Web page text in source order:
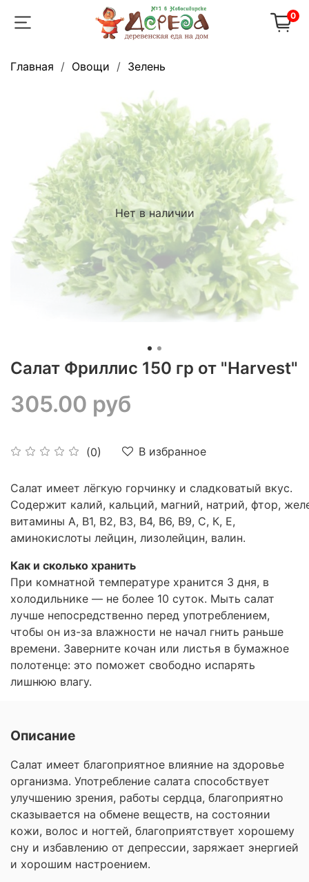
0
Главная Овощи Зелень
Нет в наличии
Салат Фриллис 150 гр от "Harvest"
(0) В избранное
305.00 руб
Салат имеет лёгкую горчинку и сладковатый вкус.
Содержит калий, кальций, магний, натрий, фтор,
витамины А, В1, В2, В3, В4, В6, В9, С, К, Е,
аминокислоты лейцин, лизолейцин, валин.
Как и сколько хранить
При комнатной температуре хранится 3 дня, в
холодильнике — не более 10 суток. Мыть салат
лучше непосредственно перед употреблением,
чтобы он из-за влажности не начал гнить раньше
времени. Заверните кочан или листья в бумажное
полотенце: это поможет свободно испарять
лишнюю влагу.
Описание
Салат имеет благоприятное влияние на здоровье
организма. Употребление салата способствует
улучшению зрения, работы сердца, благоприятно
сказывается на обмене веществ, на состоянии
кожи, волос и ногтей, благоприятствует хорошему
сну и избавлению от депрессии, заряжает энергией
и хорошим настроением.